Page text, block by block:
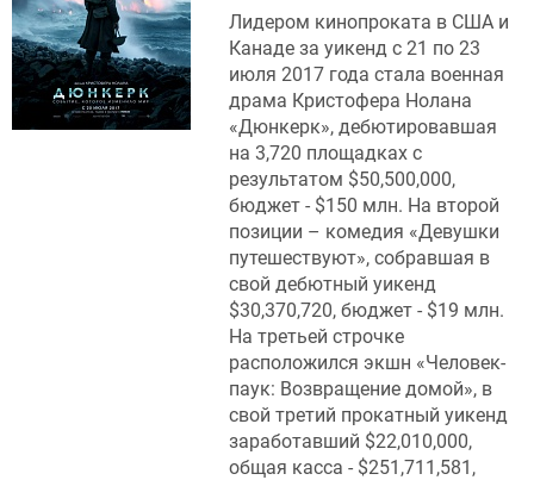
Лидером кинопроката в США и
Канаде за уикенд с 21 по 23
июля 2017 года стала военная
драма Кристофера Нолана
«Дюнкерк», дебютировавшая
на 3,720 площадках с
результатом $50,500,000,
бюджет - $150 млн. На второй
позиции – комедия «Девушки
путешествуют», собравшая в
свой дебютный уикенд
$30,370,720, бюджет - $19 млн.
На третьей строчке
расположился экшн «Человек-
паук: Возвращение домой», в
свой третий прокатный уикенд
заработавший $22,010,000,
общая касса - $251,711,581,